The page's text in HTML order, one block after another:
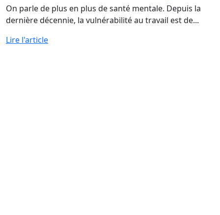
On parle de plus en plus de santé mentale. Depuis la
dernière décennie, la vulnérabilité au travail est de...
Lire l'article